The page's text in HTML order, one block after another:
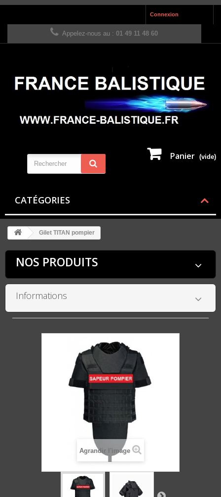
Connexion
Appelez-nous au : 01 49 11 48 60
Panier (vide)
CATÉGORIES
Gilet TITAN pompier
NOS PRODUITS
Informations
Agrandir l'image